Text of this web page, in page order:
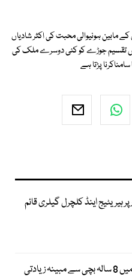
مابین ہونیوالی محبت کی اکثر شادیاں
تقسیم جوڑے کو کئی دوسرے ملک کی
پڑتا ہے
ہیریٹیج اینڈ کلچرل گیلری قائم
علی پور: مسجد میں 8 سالہ بچی سے مبینہ زیادتی